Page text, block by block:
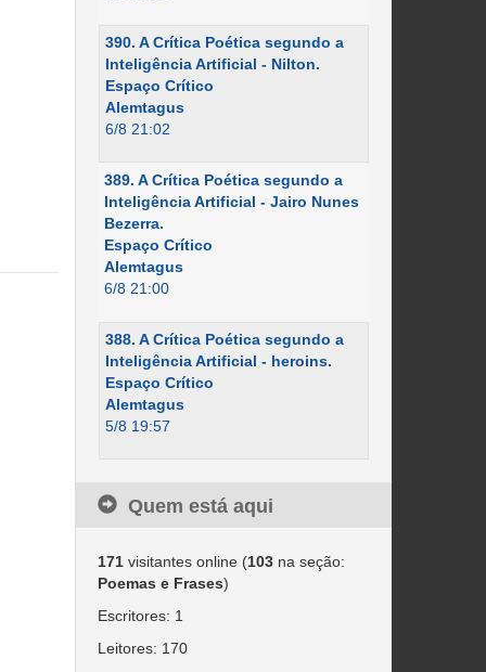
390. A Crítica Poética segundo a
Inteligência Artificial - Nilton.
Espaço Crítico
Alemtagus
6/8 21:02
389. A Crítica Poética segundo a
Inteligência Artificial - Jairo Nunes
Bezerra.
Espaço Crítico
Alemtagus
6/8 21:00
388. A Crítica Poética segundo a
Inteligência Artificial - heroins.
Espaço Crítico
Alemtagus
5/8 19:57
Quem está aqui
171visitantes online (103na seção:
Poemas e Frases)
Escritores: 1
Leitores: 170